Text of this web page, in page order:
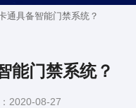
通具备智能门禁系统？
能门禁系统？
2020-08-27